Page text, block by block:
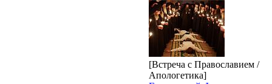
[Встреча с Православием /
Апологетика]